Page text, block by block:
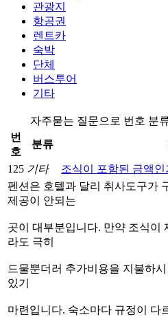
관광지
항공권
렌트카
숙박
단체
버스투어
기타
자주묻는 질문으로 번호 분
번
호
분류
125 기타
조식이 포함된 금액인
펜션은 호텔과 달리 취사도구가
제공이 안되는
곳이 대부분입니다. 만약 조식이
라도 극히
드물뿐더러 추가비용을 지불하
있기
마련입니다. 숙소마다 규정이 다